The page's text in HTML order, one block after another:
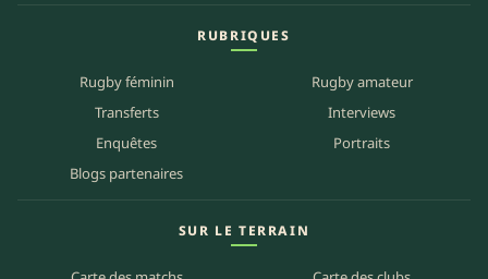
RUBRIQUES
Rugby féminin
Rugby amateur
Transferts
Interviews
Enquêtes
Portraits
Blogs partenaires
SUR LE TERRAIN